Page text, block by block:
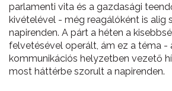
parlamenti vita és a gazdasági
kivételével - még reagálóként is alig
napirenden. A párt a héten a
felvetésével operált, ám ez a téma -
kommunikációs helyzetben vezető
most háttérbe szorult a napirenden.